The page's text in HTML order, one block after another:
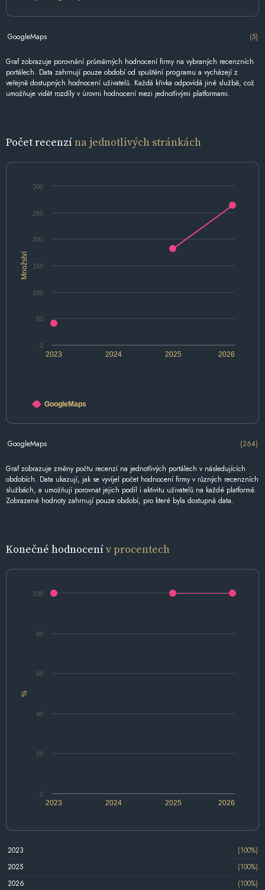
GoogleMaps (5)
Graf zobrazuje porovnání průměrných hodnocení firmy na vybraných recenzních
portálech. Data zahrnují pouze období od spuštění programu a vycházejí z
veřejně dostupných hodnocení uživatelů. Každá křivka odpovídá jiné službě, což
umožňuje vidět rozdíly v úrovni hodnocení mezi jednotlivými platformami.
Počet recenzína jednotlivých stránkách
Množství
2024 2026
2023 2025
0
50
100
150
200
250
300
GoogleMaps
GoogleMaps (264)
Graf zobrazuje změny počtu recenzí na jednotlivých portálech v následujících
obdobích. Data ukazují, jak se vyvíjel počet hodnocení firmy v různých recenzních
službách, a umožňují porovnat jejich podíl i aktivitu uživatelů na každé platformě.
Zobrazené hodnoty zahrnují pouze období, pro které byla dostupná data.
Konečné hodnocenív procentech
%
2024 2026
2023 2025
0
20
40
60
80
100
2023
(100%)
2025
(100%)
2026
(100%)